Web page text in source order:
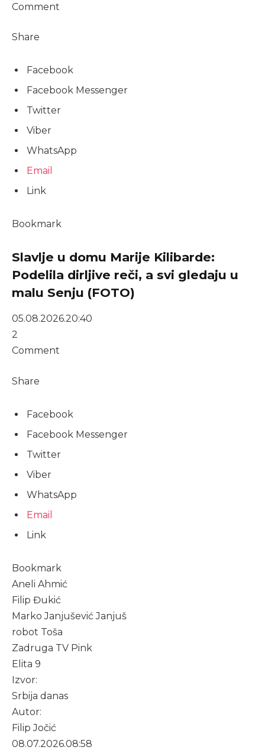
Comment
Share
Facebook
Facebook Messenger
Twitter
Viber
WhatsApp
Email
Link
Bookmark
Slavlje u domu Marije Kilibarde:
Podelila dirljive reči, a svi gledaju u
malu Senju (FOTO)
05.08.2026.20:40
2
Comment
Share
Facebook
Facebook Messenger
Twitter
Viber
WhatsApp
Email
Link
Bookmark
Aneli Ahmić
Filip Đukić
Marko Janjušević Janjuš
robot Toša
Zadruga TV Pink
Elita 9
Izvor:
Srbija danas
Autor:
Filip Jočić
08.07.2026.08:58